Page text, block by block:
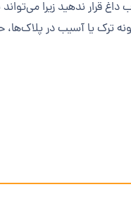
قرار ندهید زیرا
ترک یا آسیب در پلاک‌ها،